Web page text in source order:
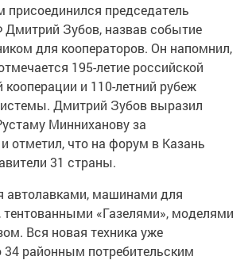
присоединился председатель
Зубов, назвав событие
для кооператоров. Он напомнил,
195-летие российской
кооперации и 110-летний рубеж
Дмитрий Зубов выразил
Минниханову за
отметил, что на форум в Казань
31 страны.
автолавками, машинами для
тентованными «Газелями», моделями
Вся новая техника уже
34 районным потребительским